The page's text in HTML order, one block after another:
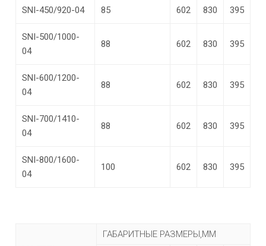
SNI-450/920-04 85 602 830 395
SNI-500/1000-
04
88 602 830 395
SNI-600/1200-
04
88 602 830 395
SNI-700/1410-
04
88 602 830 395
SNI-800/1600-
04
100 602 830 395
ГАБАРИТНЫЕ РАЗМЕРЫ,ММ